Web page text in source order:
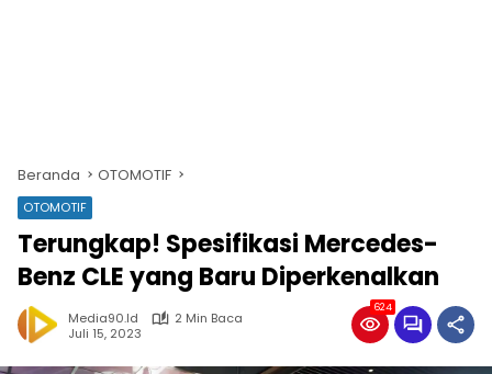
Beranda OTOMOTIF
OTOMOTIF
Terungkap! Spesifikasi Mercedes-
Benz CLE yang Baru Diperkenalkan
Media90.id
2 Min Baca
Juli 15, 2023
624